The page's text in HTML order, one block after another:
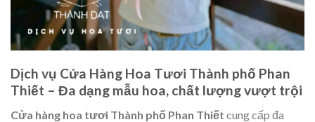
Dịch vụ Cửa Hàng Hoa Tươi Thành phố Phan
Thiết – Đa dạng mẫu hoa, chất lượng vượt trội
Cửa hàng hoa tươi Thành phố Phan Thiết cung cấp đa